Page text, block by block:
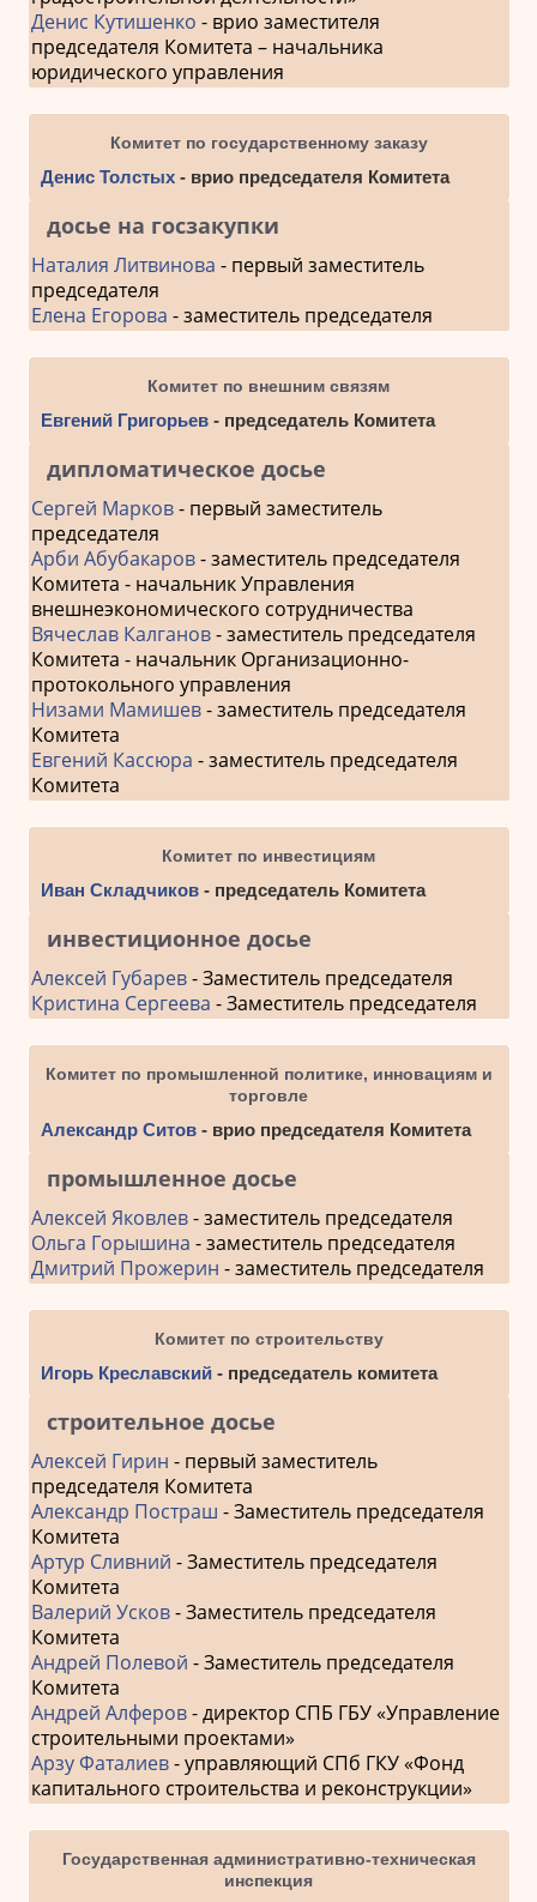
Денис Кутишенко - врио заместителя
председателя Комитета – начальника
юридического управления
Комитет по государственному заказу
Денис Толстых- врио председателя Комитета
досье на госзакупки
Наталия Литвинова - первый заместитель
председателя
Елена Егорова - заместитель председателя
Комитет по внешним связям
Евгений Григорьев- председатель Комитета
дипломатическое досье
Сергей Марков- первый заместитель
председателя
Арби Абубакаров- заместитель председателя
Комитета - начальник Управления
внешнеэкономического сотрудничества
Вячеслав Калганов- заместитель председателя
Комитета - начальник Организационно-
протокольного управления
Низами Мамишев- заместитель председателя
Комитета
Евгений Кассюра - заместитель председателя
Комитета
Комитет по инвестициям
Иван Складчиков- председатель Комитета
инвестиционное досье
Алексей Губарев- Заместитель председателя
Кристина Сергеева - Заместитель председателя
Комитет по промышленной политике, инновациям и
торговле
Александр Ситов- врио председателя Комитета
промышленное досье
Алексей Яковлев- заместитель председателя
Ольга Горышина - заместитель председателя
Дмитрий Прожерин - заместитель председателя
Комитет по строительству
Игорь Креславский - председатель комитета
строительное досье
Алексей Гирин - первый заместитель
председателя Комитета
Александр Постраш - Заместитель председателя
Комитета
Артур Сливний - Заместитель председателя
Комитета
Валерий Усков- Заместитель председателя
Комитета
Андрей Полевой - Заместитель председателя
Комитета
Андрей Алферов- директор СПБ ГБУ «Управление
строительными проектами»
Арзу Фаталиев- управляющий СПб ГКУ «Фонд
капитального строительства и реконструкции»
Государственная административно-техническая
инспекция